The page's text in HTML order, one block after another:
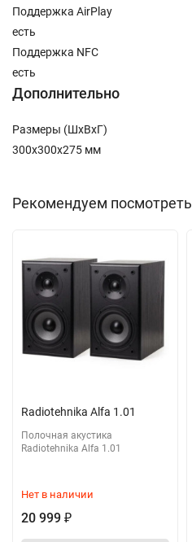
Поддержка AirPlay
есть
Поддержка NFC
есть
Дополнительно
Размеры (ШxВxГ)
300x300x275 мм
Рекомендуем посмотреть
Radiotehnika Alfa 1.01
Полочная акустика
Radiotehnika Alfa 1.01
Нет в наличии
20 999 ₽